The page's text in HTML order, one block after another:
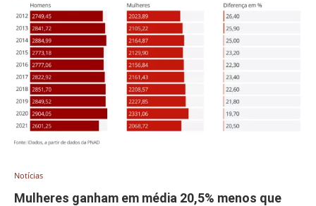
Notícias
Mulheres ganham em média 20,5% menos que